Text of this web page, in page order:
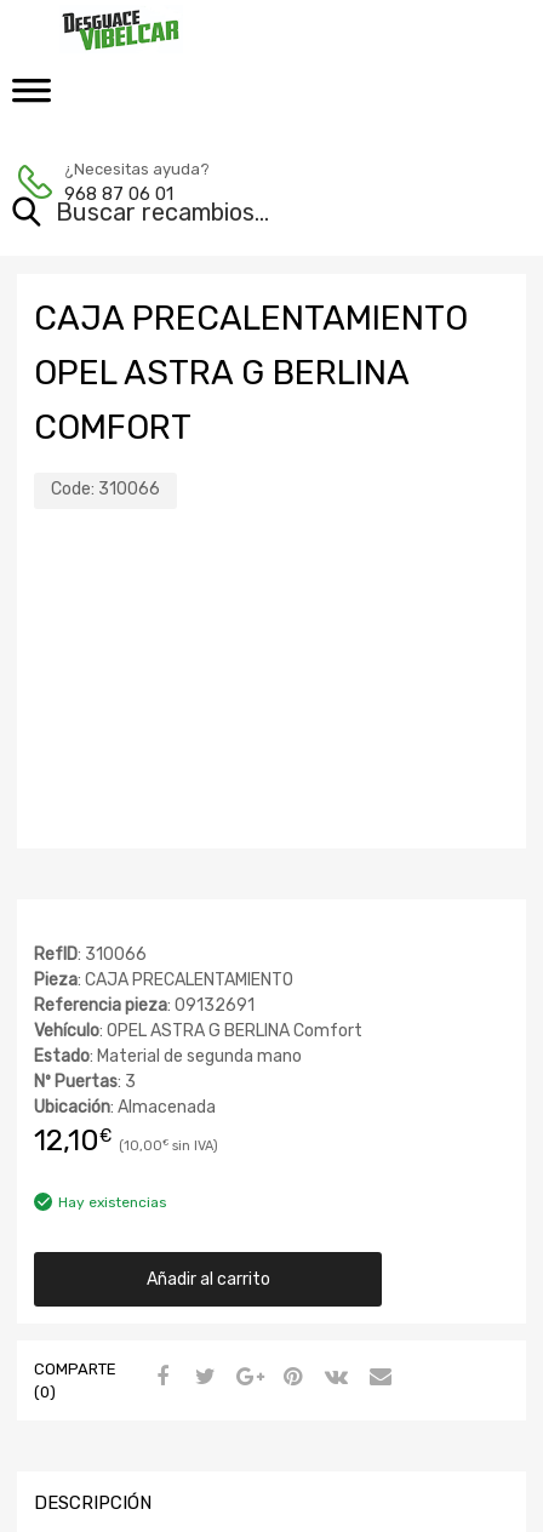
¿Necesitas ayuda?
968 87 06 01
CAJA PRECALENTAMIENTO
OPEL ASTRA G BERLINA
COMFORT
Code: 310066
RefID: 310066
Pieza: CAJA PRECALENTAMIENTO
Referencia pieza: 09132691
Vehículo: OPEL ASTRA G BERLINA Comfort
Estado: Material de segunda mano
Nº Puertas: 3
Ubicación: Almacenada
12,10€ 10,00€
Hay existencias
Añadir al carrito
COMPARTE
(0)
DESCRIPCIÓN